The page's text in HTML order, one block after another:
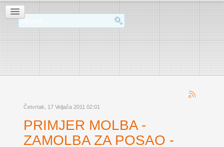
Četvrtak, 17 Veljača 2011 02:01
PRIMJER MOLBA -
ZAMOLBA ZA POSAO -